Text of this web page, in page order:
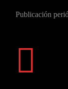
Publicación